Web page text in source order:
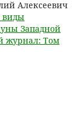
Алексеевич
виды
Западной
журнал: Том